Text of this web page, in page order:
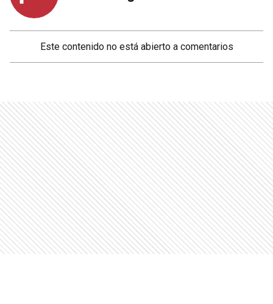
Este contenido no está abierto a comentarios